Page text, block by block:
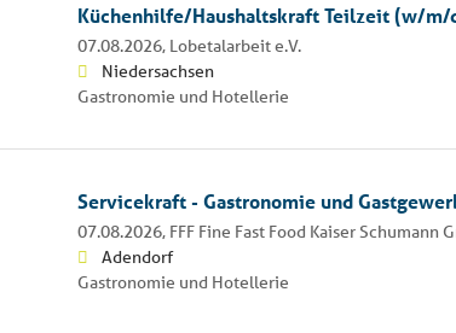
Küchenhilfe/Haushaltskraft Teilzeit (w/m/
07.08.2026, Lobetalarbeit e.V.
Niedersachsen
Gastronomie und Hotellerie
Servicekraft - Gastronomie und
07.08.2026, FFF Fine Fast Food Kaiser Schumann
Adendorf
Gastronomie und Hotellerie